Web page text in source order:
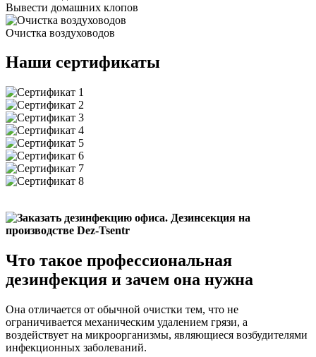
Вывести домашних клопов
Очистка воздуховодов
Наши сертификаты
Что такое профессиональная
дезинфекция и зачем она нужна
Она отличается от обычной очистки тем, что не
ограничивается механическим удалением грязи, а
воздействует на микроорганизмы, являющиеся возбудителями
инфекционных заболеваний.